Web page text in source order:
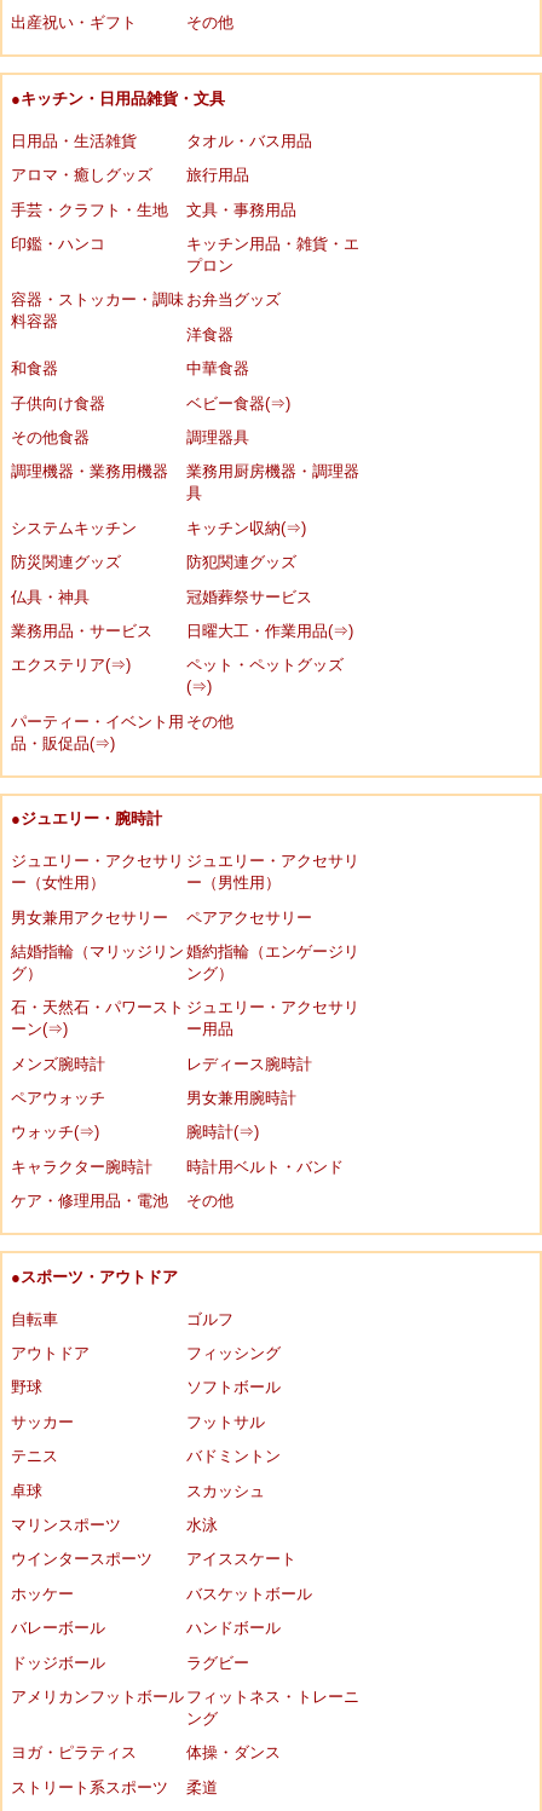
出産祝い・ギフト
その他
●キッチン・日用品雑貨・文具
日用品・生活雑貨
タオル・バス用品
アロマ・癒しグッズ
旅行用品
手芸・クラフト・生地
文具・事務用品
印鑑・ハンコ
キッチン用品・雑貨・エ
プロン
容器・ストッカー・調味
料容器
お弁当グッズ
洋食器
和食器
中華食器
子供向け食器
ベビー食器(⇒)
その他食器
調理器具
調理機器・業務用機器
業務用厨房機器・調理器
具
システムキッチン
キッチン収納(⇒)
防災関連グッズ
防犯関連グッズ
仏具・神具
冠婚葬祭サービス
業務用品・サービス
日曜大工・作業用品(⇒)
エクステリア(⇒)
ペット・ペットグッズ
(⇒)
パーティー・イベント用
品・販促品(⇒)
その他
●ジュエリー・腕時計
ジュエリー・アクセサリ
ー（女性用）
ジュエリー・アクセサリ
ー（男性用）
男女兼用アクセサリー
ペアアクセサリー
結婚指輪（マリッジリン
グ）
婚約指輪（エンゲージリ
ング）
石・天然石・パワースト
ーン(⇒)
ジュエリー・アクセサリ
ー用品
メンズ腕時計
レディース腕時計
ペアウォッチ
男女兼用腕時計
ウォッチ(⇒)
腕時計(⇒)
キャラクター腕時計
時計用ベルト・バンド
ケア・修理用品・電池
その他
●スポーツ・アウトドア
自転車
ゴルフ
アウトドア
フィッシング
野球
ソフトボール
サッカー
フットサル
テニス
バドミントン
卓球
スカッシュ
マリンスポーツ
水泳
ウインタースポーツ
アイススケート
ホッケー
バスケットボール
バレーボール
ハンドボール
ドッジボール
ラグビー
アメリカンフットボール フィットネス・トレーニ
ング
ヨガ・ピラティス
体操・ダンス
ストリート系スポーツ
柔道